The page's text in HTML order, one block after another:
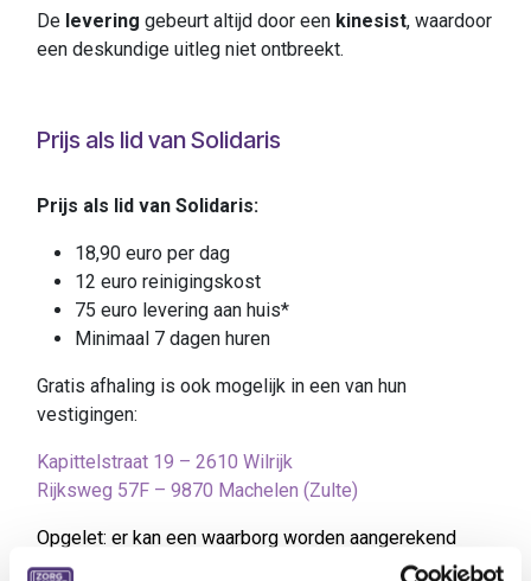
De levering gebeurt altijd door een kinesist, waardoor
een deskundige uitleg niet ontbreekt.
Prijs als lid van Solidaris
Prijs als lid van Solidaris:
18,90 euro per dag
12 euro reinigingskost
75 euro levering aan huis*
Minimaal 7 dagen huren
Gratis afhaling is ook mogelijk in een van hun
vestigingen:
Kapittelstraat 19 – 2610 Wilrijk
Rijksweg 57F – 9870 Machelen (Zulte)
Opgelet: er kan een waarborg worden aangerekend
door Kinerent